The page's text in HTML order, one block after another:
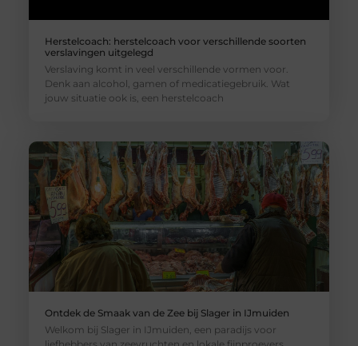
Herstelcoach: herstelcoach voor verschillende soorten
verslavingen uitgelegd
Verslaving komt in veel verschillende vormen voor.
Denk aan alcohol, gamen of medicatiegebruik. Wat
jouw situatie ook is, een herstelcoach
Ontdek de Smaak van de Zee bij Slager in IJmuiden
Welkom bij Slager in IJmuiden, een paradijs voor